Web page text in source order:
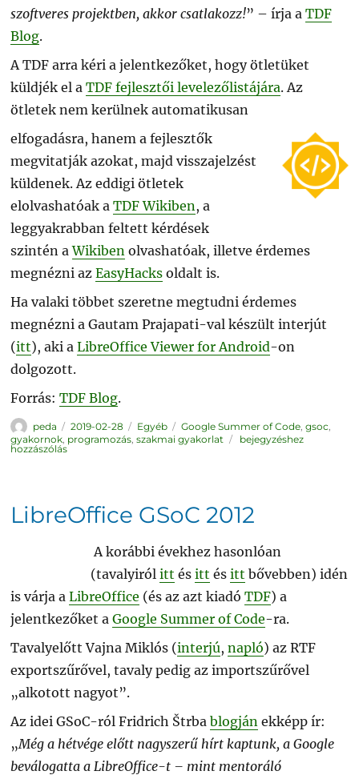
szoftveres projektben, akkor csatlakozz!” – írja aTDF
Blog.
A TDF arra kéri a jelentkezőket, hogy ötletüket
küldjék el aTDF fejlesztői levelezőlistájára. Az
ötletek nem kerülnek automatikusan
elfogadásra, hanem a fejlesztők
megvitatják azokat, majd visszajelzést
küldenek. Az eddigi ötletek
elolvashatóak aTDF Wikiben , a
leggyakrabban feltett kérdések
szintén aWikiben olvashatóak, illetve érdemes
megnézni azEasyHacks oldalt is.
Ha valaki többet szeretne megtudni érdemes
megnézni a Gautam Prajapati-val készült interjút
(itt), aki aLibreOffice Viewer for Android-on
dolgozott.
Forrás:TDF Blog.
Szerző
peda Közzétéve
2019-02-28 Kategória
Egyéb Címke
Google Summer of Code, gsoc
gyakornok, programozás,szakmai gyakorlat
GSoC:
2019
bejegyzéshez
hozzászólás
LibreOffice GSoC 2012
A korábbi évekhez hasonlóan
(tavalyirólitt ésitt ésitt bővebben) idén
is várja aLibreOffice (és az azt kiadóTDF) a
jelentkezőket aGoogle Summer of Code-ra.
Tavalyelőtt Vajna Miklós (interjú,napló) az RTF
exportszűrővel, tavaly pedig az importszűrővel
„alkotott nagyot”.
Az idei GSoC-ról Fridrich Štrbablogján ekképp ír:
„Még a hétvége előtt nagyszerű hírt kaptunk, a Google
beválogatta a LibreOffice-t – mint mentoráló